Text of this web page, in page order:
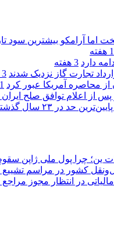
اما آرامکو بیشترین سود
1 هفته
دارد 3 هفته
تجارت گاز نزدیک شدند 3 هفته
1 ماه
از اعلام توافق صلح ایران
۲۳ سال گذشته رسید
ین؛ چرا پول ملی ژاپن
کشور در مراسم تشییع
در انتظار مجوز